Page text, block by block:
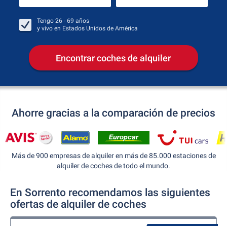
Tengo 26 - 69 años
y vivo en Estados Unidos de América
Encontrar coches de alquiler
Ahorre gracias a la comparación de precios
Más de 900 empresas de alquiler en más de 85.000 estaciones de
alquiler de coches de todo el mundo.
En Sorrento recomendamos las siguientes
ofertas de alquiler de coches